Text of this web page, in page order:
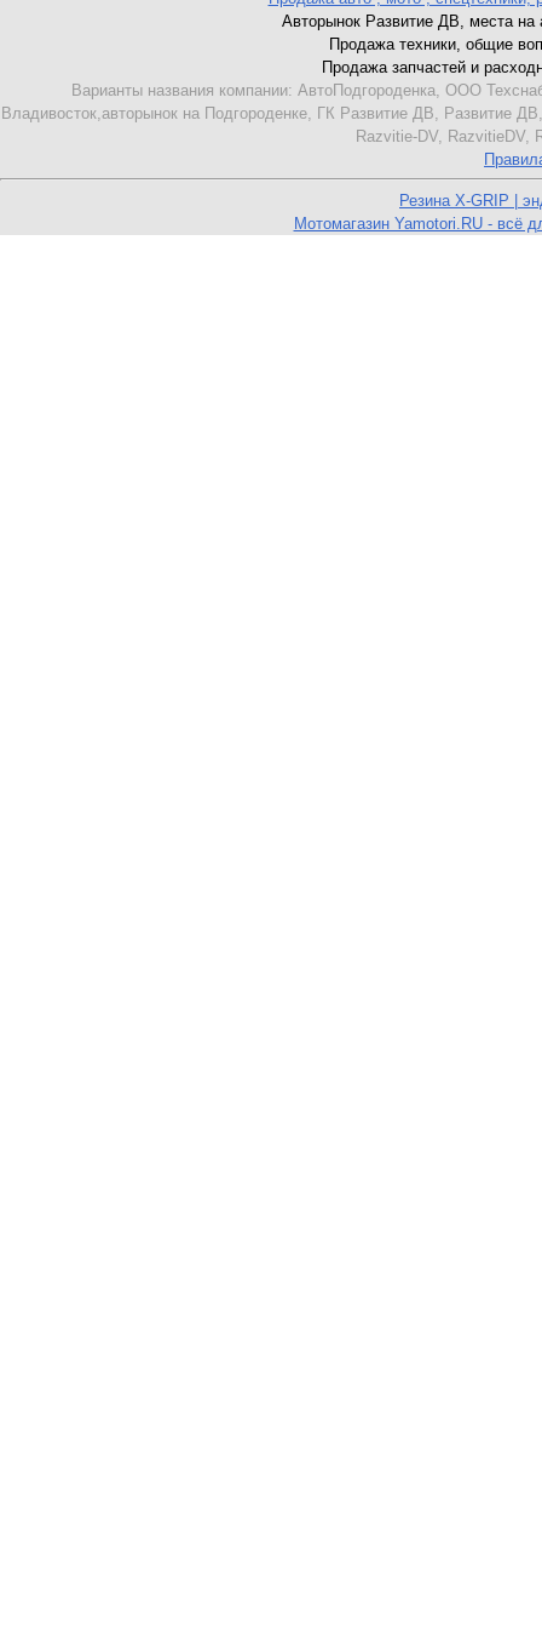
Авторынок Развитие ДВ, места на
Продажа техники, общие
Продажа запчастей и
Варианты названия компании: АвтоПодгороденка, ООО
Владивосток,авторынок на Подгороденке, ГК Развитие ДВ,
Razvitie-DV, RazvitieDV,
Резина X-GRIP |
Мотомагазин Yamotori.RU - всё